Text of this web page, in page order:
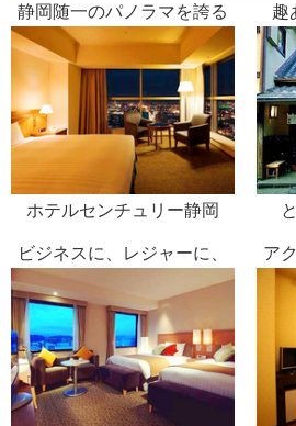
静岡随一のパノラマを誇る
シティーホテル
ホテルセンチュリー静岡
趣
ビジネスに、レジャーに、
アクセス抜群のホテル
ア